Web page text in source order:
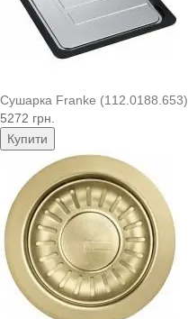
Сушарка Franke (112.0188.653)
5272 грн.
Купити